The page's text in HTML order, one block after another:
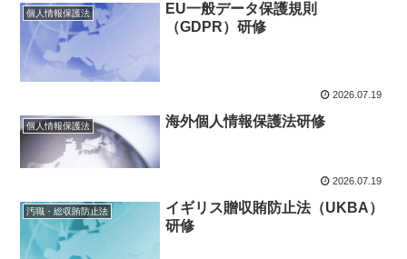
個人情報保護法
EU一般データ保護規則
（GDPR）研修
2026.07.19
個人情報保護法 海外個人情報保護法研修
2026.07.19
汚職・総収賄防止法
イギリス贈収賄防止法（UKBA）
研修